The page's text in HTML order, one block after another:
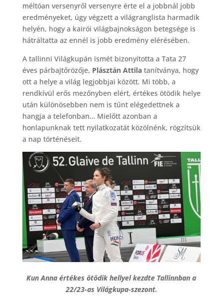
méltóan versenyről versenyre érte el a jobbnál jobb
eredményeket, úgy végzett a világranglista harmadik
helyén, hogy a kairói világbajnokságon betegsége is
hátráltatta az ennél is jobb eredmény elérésében.
A tallinni Világkupán ismét bizonyította a Tata 27
éves párbajtőrözője, Plásztán Attila tanítványa, hogy
ott a helye a világ legjobbjai között. Mi több, a
rendkívül erős mezőnyben elért, értékes ötödik helye
után különösebben nem is tűnt elégedettnek a
hangja a telefonban… Mielőtt azonban a
honlapunknak tett nyilatkozatát közölnénk, rögzítsük
a nap történéseit.
Kun Anna értékes ötödik hellyel kezdte Tallinnban a
22/23-as Világkupa-szezont.